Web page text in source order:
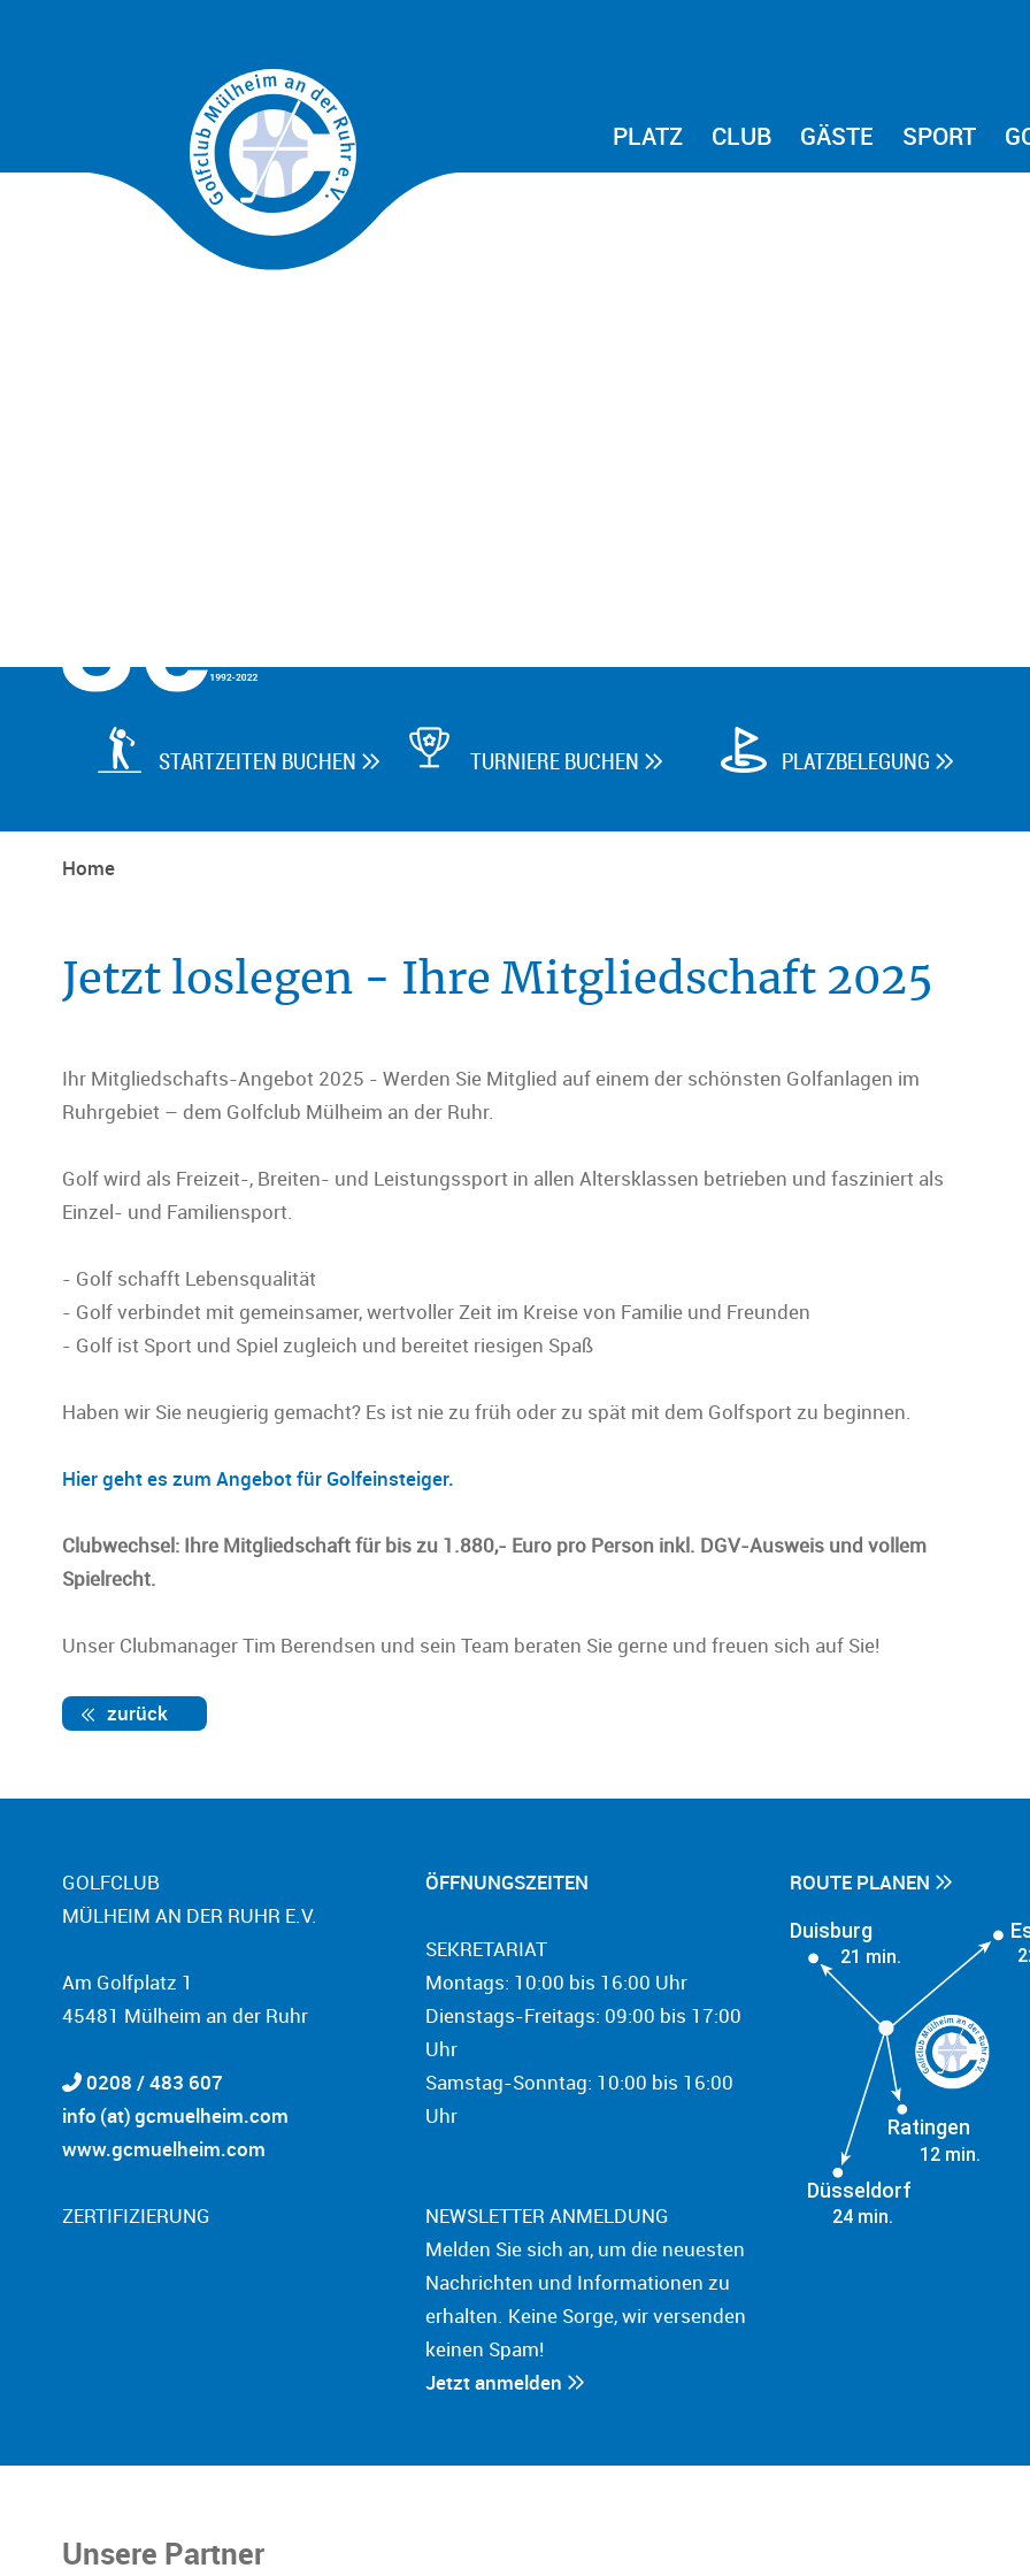
PLATZ CLUB GÄSTE SPORT
STARTZEITEN BUCHEN   TURNIERE BUCHEN  PLATZBELEGUNG 
Home
Jetzt loslegen - Ihre Mitgliedschaft 2025
Ihr Mitgliedschafts-Angebot 2025 - Werden Sie Mitglied auf einem der schönsten Golfanlagen im
Ruhrgebiet – dem Golfclub Mülheim an der Ruhr.
Golf wird als Freizeit-, Breiten- und Leistungssport in allen Altersklassen betrieben und fasziniert als
Einzel- und Familiensport.
- Golf schafft Lebensqualität
- Golf verbindet mit gemeinsamer, wertvoller Zeit im Kreise von Familie und Freunden
- Golf ist Sport und Spiel zugleich und bereitet riesigen Spaß
Haben wir Sie neugierig gemacht? Es ist nie zu früh oder zu spät mit dem Golfsport zu beginnen.
Hier geht es zum Angebot für Golfeinsteiger.
Clubwechsel: Ihre Mitgliedschaft für bis zu 1.880,- Euro pro Person inkl. DGV-Ausweis und vollem
Spielrecht.
Unser Clubmanager Tim Berendsen und sein Team beraten Sie gerne und freuen sich auf Sie!
zurück
GOLFCLUB
MÜLHEIM AN DER RUHR E.V.
Am Golfplatz 1
45481 Mülheim an der Ruhr
0208 / 483 607
info (at) gcmuelheim.com
www.gcmuelheim.com
ZERTIFIZIERUNG
ÖFFNUNGSZEITEN
SEKRETARIAT
Montags: 10:00 bis 16:00 Uhr
Dienstags-Freitags: 09:00 bis 17:00
Uhr
Samstag-Sonntag: 10:00 bis 16:00
Uhr
NEWSLETTER ANMELDUNG
Melden Sie sich an, um die neuesten
Nachrichten und Informationen zu
erhalten. Keine Sorge, wir versenden
keinen Spam!
Jetzt anmelden
ROUTE PLANEN
Ratingen
Düsseldorf
Duisburg
21 min.
12 min.
24 min.
Unsere Partner